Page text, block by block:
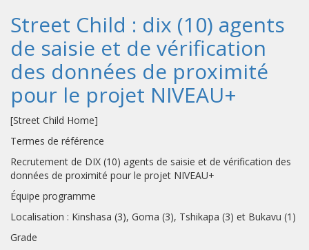
Street Child : dix (10) agents
de saisie et de vérification
des données de proximité
pour le projet NIVEAU+
[Street Child Home]
Termes de référence
Recrutement de DIX (10) agents de saisie et de vérification des
données de proximité pour le projet NIVEAU+
Équipe programme
Localisation : Kinshasa (3), Goma (3), Tshikapa (3) et Bukavu (1)
Grade